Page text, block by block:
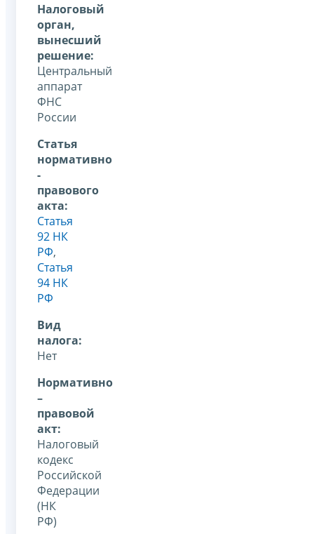
Налоговый
орган,
вынесший
решение:
Центральный
аппарат
ФНС
России
Статья
нормативно
-
правового
акта:
Статья
92 НК
РФ,
Статья
94 НК
РФ
Вид
налога:
Нет
Нормативно
–
правовой
акт:
Налоговый
кодекс
Российской
Федерации
(НК
РФ)